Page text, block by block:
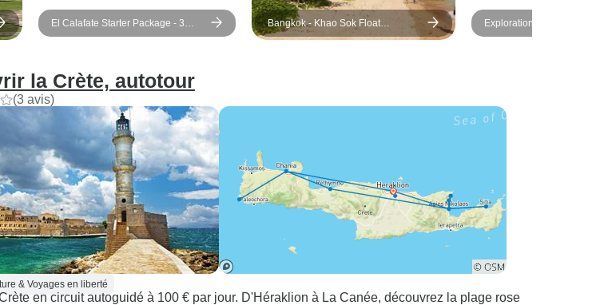
El Calafate Starter Package - 3
jours
Bangkok - Khao Sok Float
Bungalow &amp; Andaman Beach
Exploration des aurores
des igloos de verre - 5 jours
la Crète, autotour
(3 avis)
& Voyages en liberté
en circuit autoguidé à 100 € par jour. D'Héraklion à La Canée, découvrez la plage rose